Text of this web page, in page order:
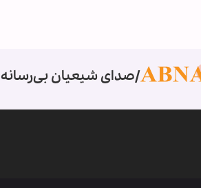
صدای شیعیان بی‌رسانه